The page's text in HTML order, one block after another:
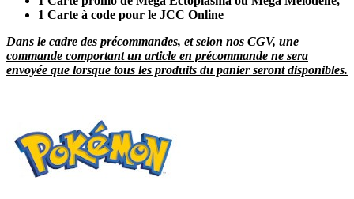
1 Carte à code pour le JCC Online
Dans le cadre des précommandes, et selon nos CGV, une
commande comportant un article en précommande ne sera
envoyée que lorsque tous les produits du panier seront disponibles.